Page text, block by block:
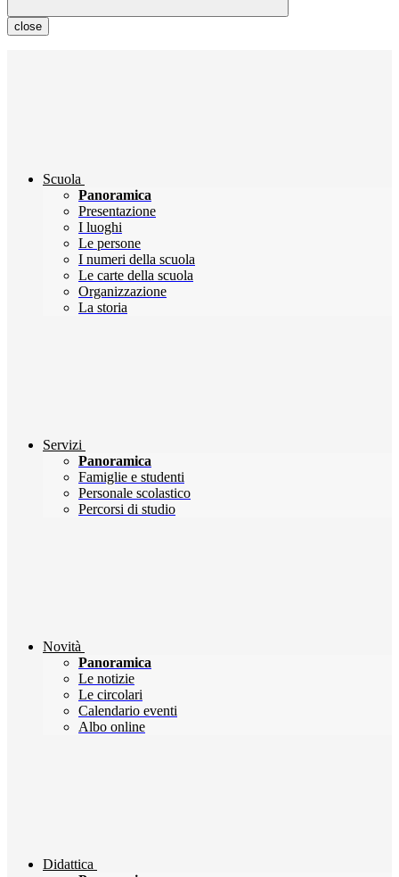
close
Scuola
Panoramica
Presentazione
I luoghi
Le persone
I numeri della scuola
Le carte della scuola
Organizzazione
La storia
Servizi
Panoramica
Famiglie e studenti
Personale scolastico
Percorsi di studio
Novità
Panoramica
Le notizie
Le circolari
Calendario eventi
Albo online
Didattica